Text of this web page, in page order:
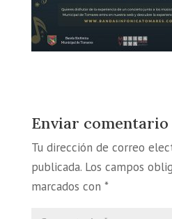
Enviar comentario
Tu dirección de correo
publicada. Los campos
marcados con *